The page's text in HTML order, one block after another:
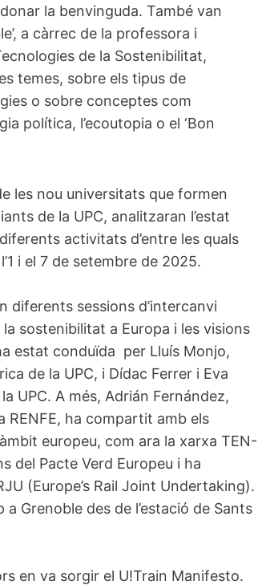
la benvinguda. També van
a càrrec de la professora i
de la Sostenibilitat,
temes, sobre els tipus de
o sobre conceptes com
política, l’ecoutopia o el ‘Bon
les nou universitats que formen
de la UPC, analitzaran l’estat
activitats d’entre les quals
i el 7 de setembre de 2025.
diferents sessions d’intercanvi
sostenibilitat a Europa i les visions
estat conduïda per Lluís Monjo,
de la UPC, i Dídac Ferrer i Eva
UPC. A més, Adrián Fernández,
RENFE, ha compartit amb els
europeu, com ara la xarxa TEN-
del Pacte Verd Europeu i ha
(Europe’s Rail Joint Undertaking).
Grenoble des de l’estació de Sants
en va sorgir el U!Train Manifesto.